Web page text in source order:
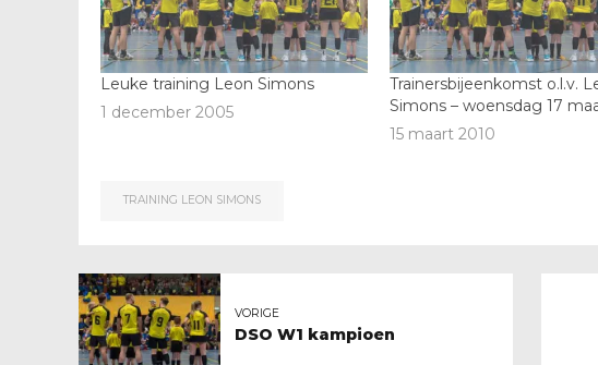
Leuke training Leon Simons
1 december 2005
Trainersbijeenkomst o.l.v.
Simons – woensdag 17
15 maart 2010
TRAINING LEON SIMONS
VORIGE
DSO W1 kampioen